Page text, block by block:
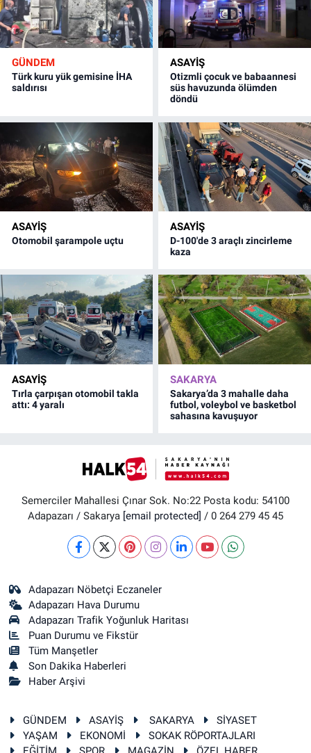
GÜNDEM
Türk kuru yük gemisine İHA
saldırısı
ASAYİŞ
Otizmli çocuk ve babaannesi
süs havuzunda ölümden
döndü
ASAYİŞ
Otomobil şarampole uçtu
ASAYİŞ
D-100'de 3 araçlı zincirleme
kaza
ASAYİŞ
Tırla çarpışan otomobil takla
attı: 4 yaralı
SAKARYA
Sakarya’da 3 mahalle daha
futbol, voleybol ve basketbol
sahasına kavuşuyor
Semerciler Mahallesi Çınar Sok. No:22 Posta kodu: 54100
Adapazarı / Sakarya [email protected] / 0 264 279 45 45
Adapazarı Nöbetçi Eczaneler
Adapazarı Hava Durumu
Adapazarı Trafik Yoğunluk Haritası
Puan Durumu ve Fikstür
Tüm Manşetler
Son Dakika Haberleri
Haber Arşivi
GÜNDEM ASAYİŞ SAKARYA
SİYASET
YAŞAM
EKONOMİ
SOKAK RÖPORTAJLARI